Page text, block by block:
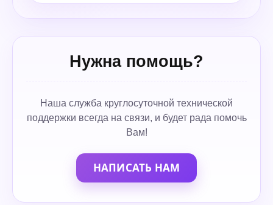
Нужна помощь?
Наша служба круглосуточной технической
поддержки всегда на связи, и будет рада помочь
Вам!
НАПИСАТЬ НАМ